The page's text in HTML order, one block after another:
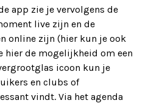
app zie je vervolgens de
live zijn en de
online zijn (hier kun je ook
hier de mogelijkheid om een
icoon kun je
en clubs of
vindt. Via het agenda